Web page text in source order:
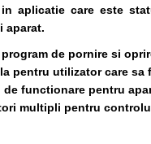
aplicatie care este
aparat.
de pornire si
pentru utilizator care
functionare pentru
multipli pentru